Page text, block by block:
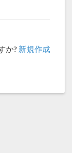
か? 新規作成